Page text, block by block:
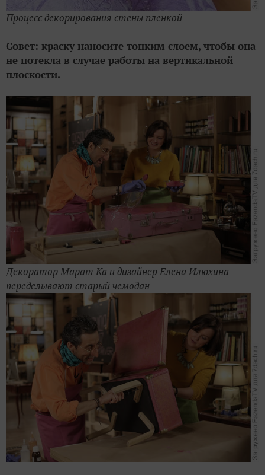
Процесс декорирования стены пленкой
Совет: краску наносите тонким слоем, чтобы она
не потекла в случае работы на вертикальной
плоскости.
Декоратор Марат Ка и дизайнер Елена Илюхина
переделывают старый чемодан